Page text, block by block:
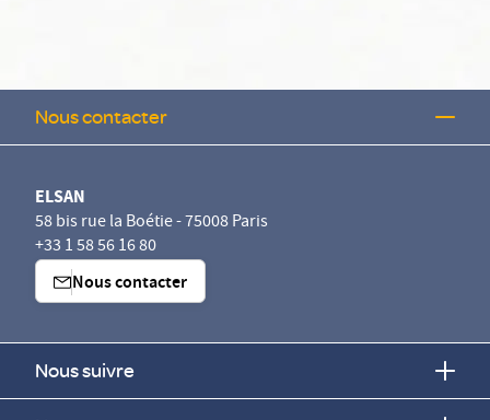
Nous contacter
ELSAN
58 bis rue la Boétie - 75008 Paris
+33 1 58 56 16 80
Nous contacter
Nous suivre